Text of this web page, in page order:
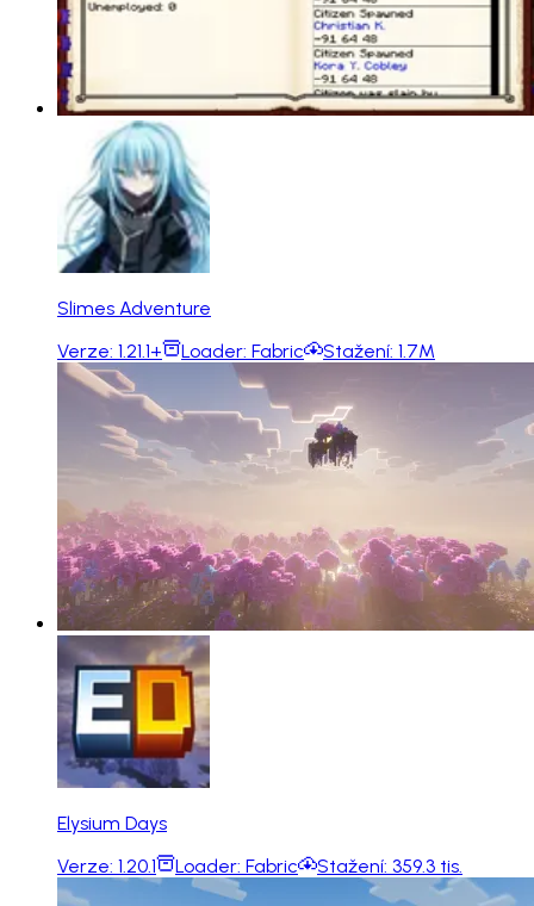
Slimes Adventure
Verze: 1.21.1+ Loader: Fabric Stažení: 1.7M
Elysium Days
Verze: 1.20.1 Loader: Fabric Stažení: 359.3 tis.